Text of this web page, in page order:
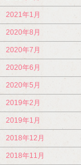
2021年1月
2020年8月
2020年7月
2020年6月
2020年5月
2019年2月
2019年1月
2018年12月
2018年11月